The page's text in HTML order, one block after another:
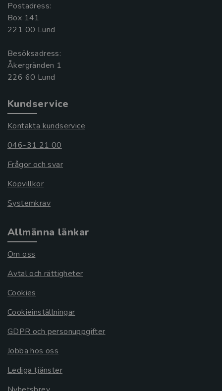
Postadress:
Box 141
221 00 Lund
Besöksadress:
Åkergränden 1
Kundservice
Kontakta kundservice
046-31 21 00
Frågor och svar
Köpvillkor
Systemkrav
Allmänna länkar
Om oss
Avtal och rättigheter
Cookies
Cookieinställningar
GDPR och personuppgifter
Jobba hos oss
Lediga tjänster